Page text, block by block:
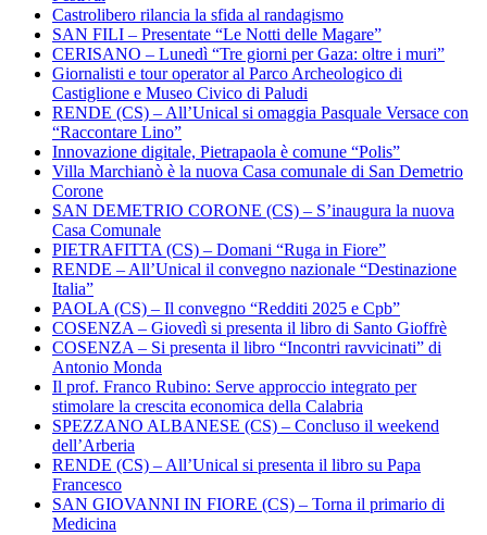
Castrolibero rilancia la sfida al randagismo
SAN FILI – Presentate “Le Notti delle Magare”
CERISANO – Lunedì “Tre giorni per Gaza: oltre i muri”
Giornalisti e tour operator al Parco Archeologico di
Castiglione e Museo Civico di Paludi
RENDE (CS) – All’Unical si omaggia Pasquale Versace con
“Raccontare Lino”
Innovazione digitale, Pietrapaola è comune “Polis”
Villa Marchianò è la nuova Casa comunale di San Demetrio
Corone
SAN DEMETRIO CORONE (CS) – S’inaugura la nuova
Casa Comunale
PIETRAFITTA (CS) – Domani “Ruga in Fiore”
RENDE – All’Unical il convegno nazionale “Destinazione
Italia”
PAOLA (CS) – Il convegno “Redditi 2025 e Cpb”
COSENZA – Giovedì si presenta il libro di Santo Gioffrè
COSENZA – Si presenta il libro “Incontri ravvicinati” di
Antonio Monda
Il prof. Franco Rubino: Serve approccio integrato per
stimolare la crescita economica della Calabria
SPEZZANO ALBANESE (CS) – Concluso il weekend
dell’Arberia
RENDE (CS) – All’Unical si presenta il libro su Papa
Francesco
SAN GIOVANNI IN FIORE (CS) – Torna il primario di
Medicina